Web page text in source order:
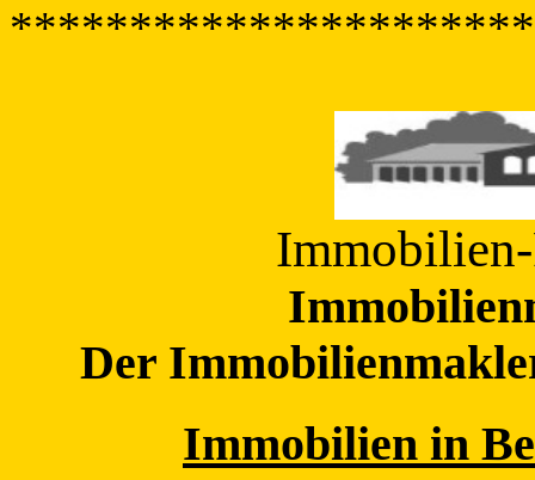
Der
Immobilien in